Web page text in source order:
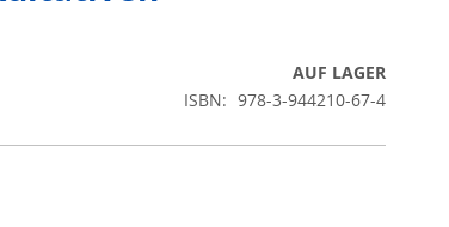
AUF LAGER
ISBN
978-3-944210-67-4